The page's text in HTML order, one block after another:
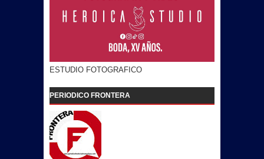
ESTUDIO FOTOGRAFICO
PERIODICO FRONTERA